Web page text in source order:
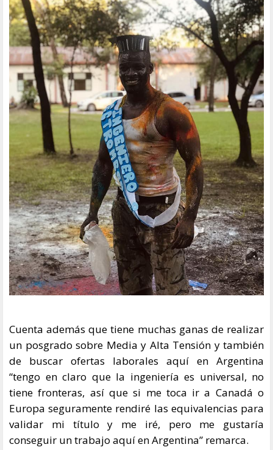
Cuenta además que tiene muchas ganas de realizar
un posgrado sobre Media y Alta Tensión y también
de buscar ofertas laborales aquí en Argentina
“tengo en claro que la ingeniería es universal, no
tiene fronteras, así que si me toca ir a Canadá o
Europa seguramente rendiré las equivalencias para
validar mi título y me iré, pero me gustaría
conseguir un trabajo aquí en Argentina” remarca.